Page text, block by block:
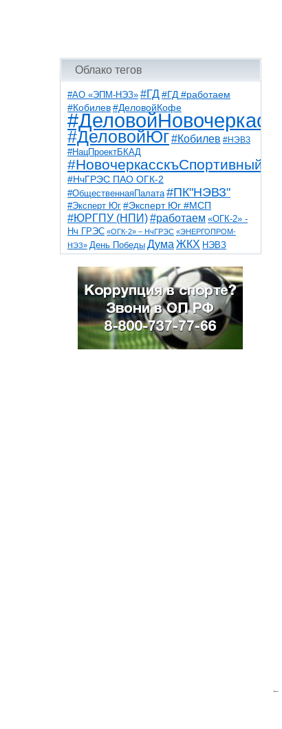
Облако тегов
#АО «ЭПМ-НЭЗ» #ГД #ГД #работаем
#Кобилев #ДеловойКофе
#ДеловойНовочеркасск
#ДеловойЮг#Кобилев #НЭВЗ
#НацПроектБКАД
#НовочеркасскъСпортивный
#НчГРЭС ПАО ОГК-2
#ОбщественнаяПалата #ПК"НЭВЗ"
#Эксперт Юг #Эксперт Юг #МСП
#ЮРГПУ (НПИ)#работаем «ОГК-2» -
Нч ГРЭС «ОГК-2» – НчГРЭС «ЭНЕРГОПРОМ-
НЭЗ» День Победы Дума ЖКХ НЭВЗ
НчГРЭС ТНТ
благоустройствоветераны выборы
детидороги казаки коррупция космос
общественная палата парк пожар роща
спорт театр транспорт художники
←